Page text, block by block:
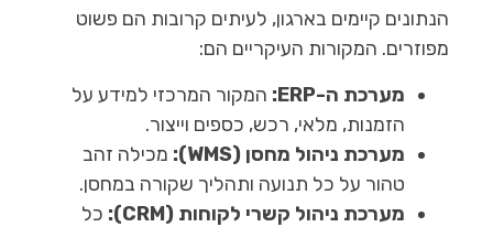
הנתונים קיימים בארגון, לעיתים קרובות הם פשוט
מפוזרים. המקורות העיקריים הם:
מערכת ה-ERP:
המקור המרכזי למידע על
הזמנות, מלאי, רכש, כספים וייצור.
מערכת ניהול מחסן (WMS):
מכילה זהב
טהור על כל תנועה ותהליך שקורה במחסן.
מערכת ניהול קשרי לקוחות (CRM):
כל